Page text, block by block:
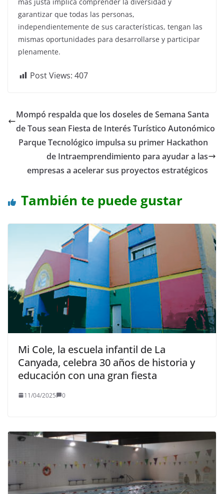
garantizar que todas las personas,
independientemente de sus características, tengan las
mismas oportunidades para desarrollarse y participar
plenamente.
Post Views: 407
Mompó respalda que los doseles de Semana Santa
de Tous sean Fiesta de Interés Turístico Autonómico
Parque Tecnológico impulsa su primer Hackathon
de Intraemprendimiento para ayudar a las
empresas a acelerar sus proyectos estratégicos
También te puede gustar
Mi Cole, la escuela infantil de La
Canyada, celebra 30 años de historia y
educación con una gran fiesta
11/04/2025 0